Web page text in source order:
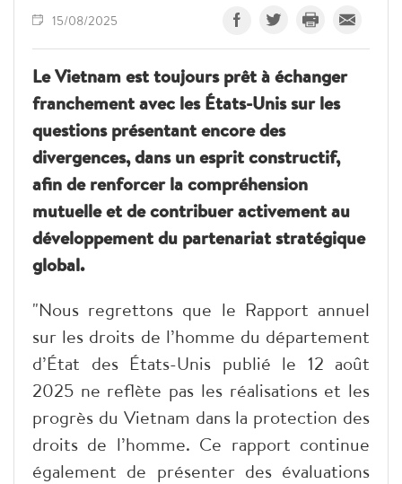
15/08/2025
Le Vietnam est toujours prêt à échanger
franchement avec les États-Unis sur les
questions présentant encore des
divergences, dans un esprit constructif,
afin de renforcer la compréhension
mutuelle et de contribuer activement au
développement du partenariat stratégique
global.
"Nous regrettons que le Rapport annuel
sur les droits de l’homme du département
d’État des États-Unis publié le 12 août
2025 ne reflète pas les réalisations et les
progrès du Vietnam dans la protection des
droits de l’homme. Ce rapport continue
également de présenter des évaluations